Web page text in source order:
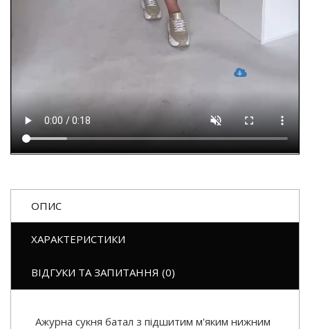
ОПИС
ХАРАКТЕРИСТИКИ
ВІДГУКИ ТА ЗАПИТАННЯ (0)
Ажурна сукня батал з підшитим м'яким нижним